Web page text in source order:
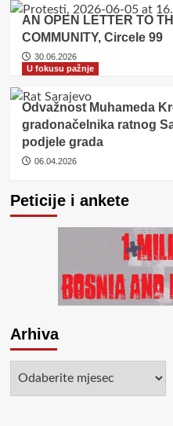
AN OPEN LETTER TO
COMMUNITY, Circele 99
30.06.2026
U fokusu pažnje
Odvažnost Muhameda
gradonačelnika ratnog
podjele grada
06.04.2026
Peticije i ankete
Arhiva